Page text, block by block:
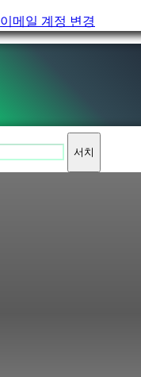
이메일 계정 변경
서치